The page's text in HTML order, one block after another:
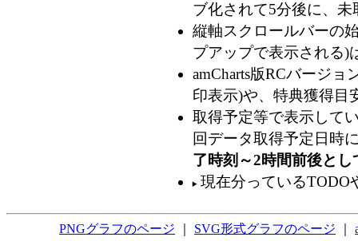
ブ化されて5分後に、
縦軸スクロールバーの
プアップで表示される)
amCharts版RCバージ
印表示)や、特典獲得目
取得予定等で表示して
回データ取得予定日時
了時刻～2時間前後と
現在分っているTODO
PNGグラフのページ SVG形式グラフのページ ｜